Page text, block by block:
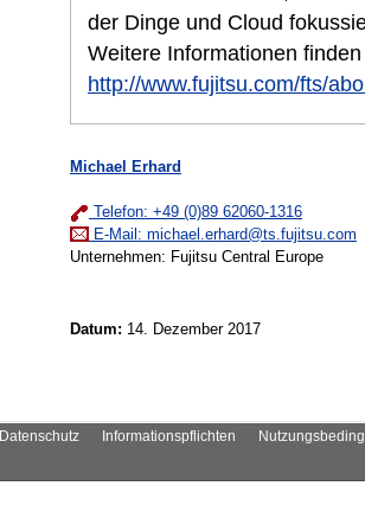
der Dinge und Cloud
Weitere Informationen
http://www.fujitsu.com/fts/
Michael Erhard
Telefon: +49 (0)89 62060-1316
E-Mail: michael.erhard@ts.fujitsu.com
Unternehmen: Fujitsu Central Europe
Datum: 14. Dezember 2017
Datenschutz Informationspflichten